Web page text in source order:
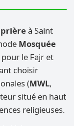
à Saint
Mosquée
pour le Fajr et
choisir
(MWL,
situé en haut
religieuses.